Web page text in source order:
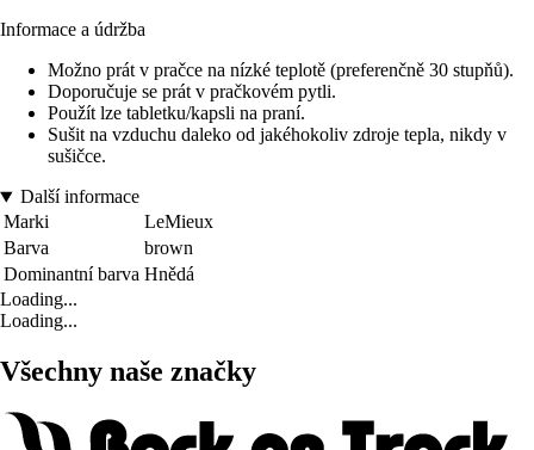
Informace a údržba
Možno prát v pračce na nízké teplotě (preferenčně 30 stupňů).
Doporučuje se prát v pračkovém pytli.
Použít lze tabletku/kapsli na praní.
Sušit na vzduchu daleko od jakéhokoliv zdroje tepla, nikdy v
sušičce.
Další informace
Marki
LeMieux
Barva
brown
Dominantní barva Hnědá
Loading...
Loading...
Všechny naše značky